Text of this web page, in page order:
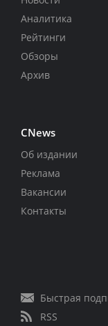
Аналитика
Рейтинги
Обзоры
Архив
CNews
Об издании
Реклама
Вакансии
Контакты
Быстрая
RSS